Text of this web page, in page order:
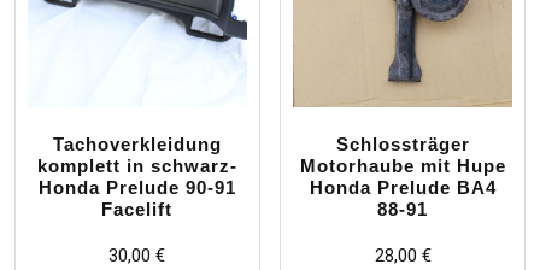
Tachoverkleidung
komplett in schwarz-
Honda Prelude 90-91
Facelift
30,00€
Schlossträger
Motorhaube mit Hupe
Honda Prelude BA4
88-91
28,00 €